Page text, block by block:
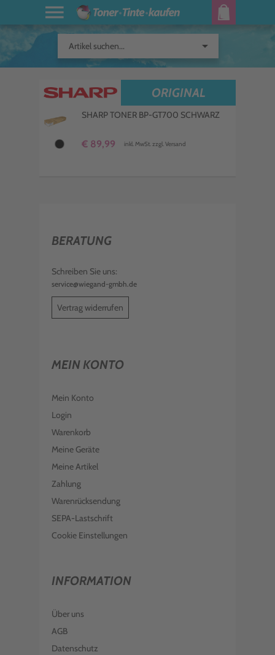
Artikel suchen... arrow_drop_down
ORIGINAL
SHARP TONER BP-GT700 SCHWARZ
€ 89,99 inkl. MwSt. zzgl. Versand
BERATUNG
Schreiben Sie uns:
service@wiegand-gmbh.de
Vertrag widerrufen
MEIN KONTO
Mein Konto
Login
Warenkorb
Meine Geräte
Meine Artikel
Zahlung
Warenrücksendung
SEPA-Lastschrift
Cookie Einstellungen
INFORMATION
Über uns
AGB
Datenschutz